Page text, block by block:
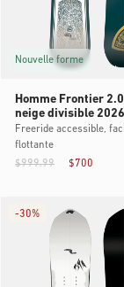
Nouvelle forme
Homme Frontier
neige divisible 2026
Freeride accessible,
flottante
$700
$999.99
-30%